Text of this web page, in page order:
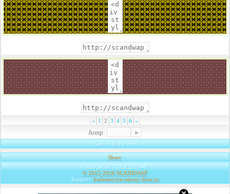
« 1 2 3 4 5 6 »
Jump:
Banner & Partners
Share|
Today: 4366 | Total: 355449
© 2012-2026 SCANDWAP
Support: kadastrovye-raboty-dom.ru